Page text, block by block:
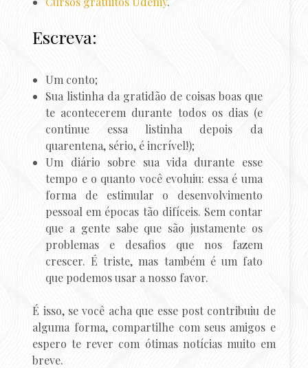
Escreva:
Um conto;
Sua listinha da gratidão de coisas boas que
te acontecerem durante todos os dias (e
continue essa listinha depois da
quarentena, sério, é incrível!);
Um diário sobre sua vida durante esse
tempo e o quanto você evoluiu: essa é uma
forma de estimular o desenvolvimento
pessoal em épocas tão difíceis. Sem contar
que a gente sabe que são justamente os
problemas e desafios que nos fazem
crescer. É triste, mas também é um fato
que podemos usar a nosso favor.
É isso, se você acha que esse post contribuiu de
alguma forma, compartilhe com seus amigos e
espero te rever com ótimas notícias muito em
breve.